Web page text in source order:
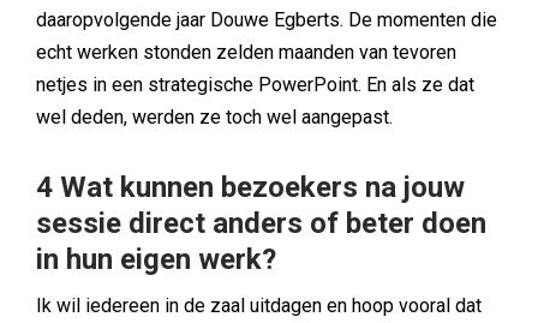
daaropvolgende jaar Douwe Egberts. De momenten die
echt werken stonden zelden maanden van tevoren
netjes in een strategische PowerPoint. En als ze dat
wel deden, werden ze toch wel aangepast.
4 Wat kunnen bezoekers na jouw
sessie direct anders of beter doen
in hun eigen werk?
Ik wil iedereen in de zaal uitdagen en hoop vooral dat